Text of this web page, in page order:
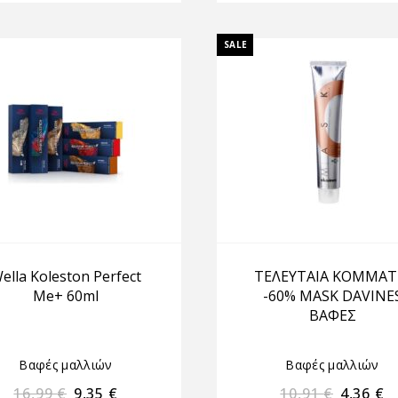
Koleston Perfect
Me+ 60ml
Βαφές μαλλιών
16,99€ 9,35 €
SALE
ΤΕΛΕΥΤΑΙΑ
-60% MASK
ΒΑΦΕΣ
Βαφές μαλλιών
10,91€ 4,36 €